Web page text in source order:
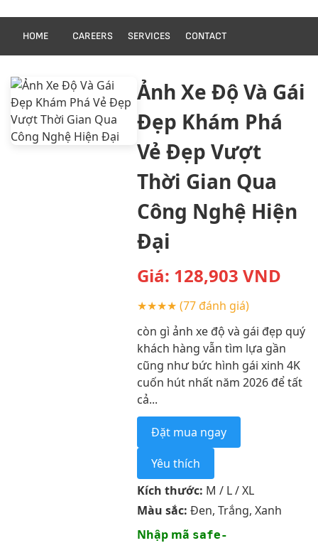
HOME CAREERS SERVICES CONTACT
Ảnh Xe Độ Và Gái
Đẹp Khám Phá
Vẻ Đẹp Vượt
Thời Gian Qua
Công Nghệ Hiện
Đại
Giá: 128,903 VND
★★★★ (77 đánh giá)
còn gì ảnh xe độ và gái đẹp quý
khách hàng vẫn tìm lựa gần
cũng như bức hình gái xinh 4K
cuốn hút nhất năm 2026 để tất
cả...
Đặt mua ngay
Yêu thích
Kích thước: M / L / XL
Màu sắc: Đen, Trắng, Xanh
Nhập mã safe-